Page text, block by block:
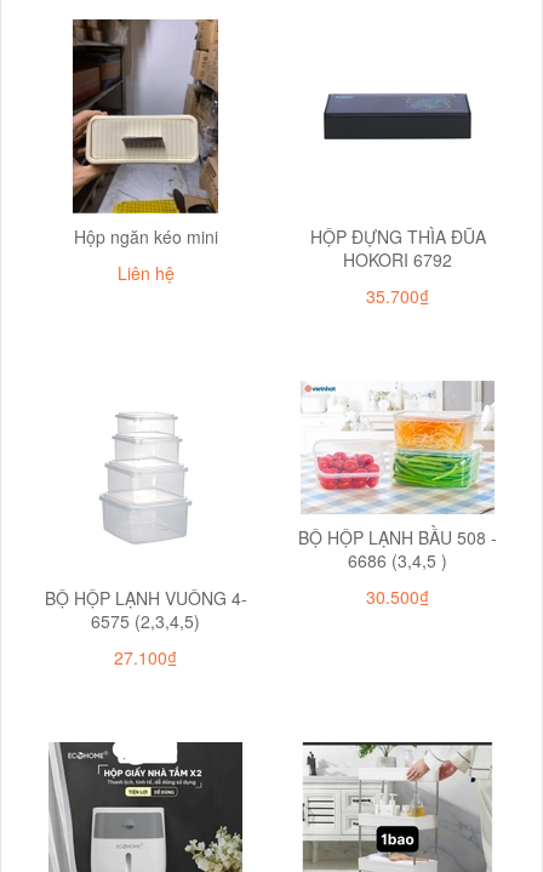
Hộp ngăn kéo mini
Liên hệ
HỘP ĐỰNG THÌA ĐŨA
HOKORI 6792
35.700₫
BỘ HỘP LẠNH VUÔNG 4-
6575 (2,3,4,5)
27.100₫
BỘ HỘP LẠNH BẦU 508 -
6686 (3,4,5 )
30.500₫